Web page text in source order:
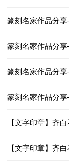
篆刻名家作品分
篆刻名家作品分
篆刻名家作品分
篆刻名家作品分
【文字印章】齐
【文字印章】齐